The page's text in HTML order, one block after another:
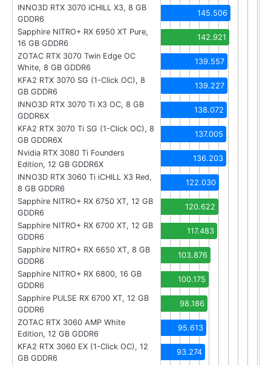
INNO3D RTX 3070 iCHILL X3, 8 GB
GDDR6
145.506
Sapphire NITRO+ RX 6950 XT Pure,
16 GB GDDR6
142.921
ZOTAC RTX 3070 Twin Edge OC
White, 8 GB GDDR6
139.557
KFA2 RTX 3070 SG (1-Click OC), 8
GB GDDR6
139.227
INNO3D RTX 3070 Ti X3 OC, 8 GB
GDDR6X
138.072
KFA2 RTX 3070 Ti SG (1-Click OC), 8
GB GDDR6X
137.005
Nvidia RTX 3080 Ti Founders
Edition, 12 GB GDDR6X
136.203
INNO3D RTX 3060 Ti iCHILL X3 Red,
8 GB GDDR6
122.030
Sapphire NITRO+ RX 6750 XT, 12 GB
GDDR6
120.622
Sapphire NITRO+ RX 6700 XT, 12 GB
GDDR6
117.483
Sapphire NITRO+ RX 6650 XT, 8 GB
GDDR6
103.876
Sapphire NITRO+ RX 6800, 16 GB
GDDR6
100.175
Sapphire PULSE RX 6700 XT, 12 GB
GDDR6
98.186
ZOTAC RTX 3060 AMP White
Edition, 12 GB GDDR6
95.613
KFA2 RTX 3060 EX (1-Click OC), 12
GB GDDR6
93.274